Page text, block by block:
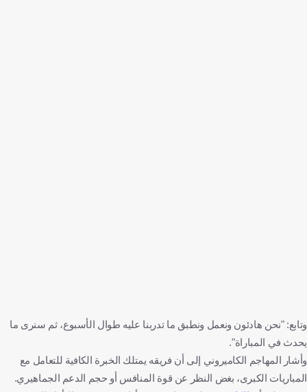
وتابع: "نحن هادئون ونعمل ونطبق ما تدربنا عليه طوال الأسبوع، ثم سنرى ما
يحدث في المباراة".
وأشار المهاجم الكاميروني إلى أن فريقه يمتلك الخبرة الكافية للتعامل مع
المباريات الكبرى، بغض النظر عن قوة المنافس أو حجم الدعم الجماهيري.